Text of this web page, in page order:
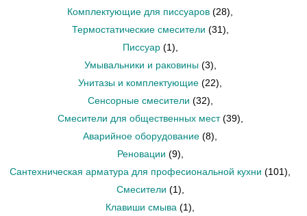
Комплектующие для писсуаров (28)
Термостатические смесители (31)
Писсуар (1)
Умывальники и раковины (3)
Унитазы и комплектующие (22)
Сенсорные смесители (32)
Смесители для общественных мест (39)
Аварийное оборудование (8)
Реновации (9)
Сантехническая арматура для професиональной кухни (101)
Смесители (1)
Клавиши смыва (1)